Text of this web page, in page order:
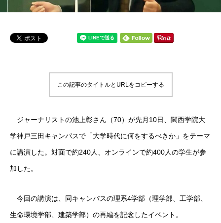
この記事のタイトルとURLをコピーする
ジャーナリストの池上彰さん（70）が先月10日、関西学院大
学神戸三田キャンパスで「大学時代に何をするべきか」をテーマ
に講演した。対面で約240人、オンラインで約400人の学生が参
加した。
今回の講演は、同キャンパスの理系4学部（理学部、工学部、
生命環境学部、建築学部）の再編を記念したイベント。